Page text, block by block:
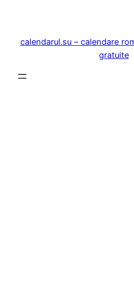
conținut
calendarul.su – calendare
gratuite